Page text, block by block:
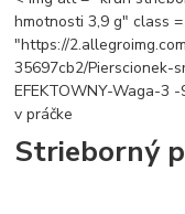
hmotnosti 3,9 g" class
"https://
35697cb2/Pierscionek-
EFEKTOWNY-Waga-3
v práčke
Strieborný